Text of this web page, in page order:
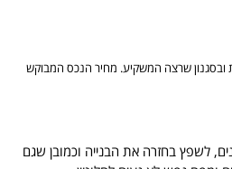
ובסגנון שרצה המשקיע. מחיר הנכס המבוקש
בנייה לא חוקית של 2 חדרים נוספים בבית בשווי 300 אלף שקלים מה שיחייב את רוכש הנכס בצו הריסה להוריד את 2 המבנים, לשפץ בחזרה את הבנייה וכמובן שגם